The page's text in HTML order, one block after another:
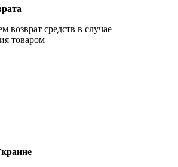
возврат средств в случае
товаром